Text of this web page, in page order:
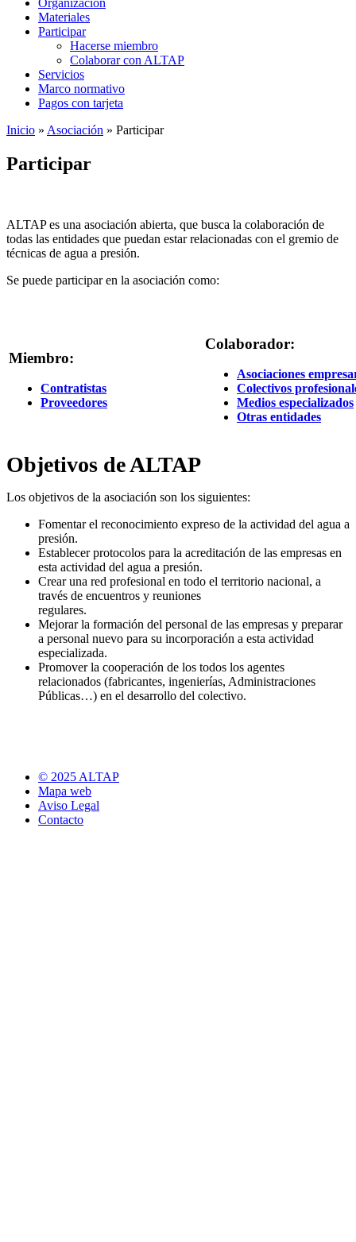
Organización
Materiales
Participar
Hacerse miembro
Colaborar con ALTAP
Servicios
Marco normativo
Pagos con tarjeta
Inicio » Asociación » Participar
Participar
ALTAP es una asociación abierta, que busca la colaboración de
todas las entidades que puedan estar relacionadas con el gremio de
técnicas de agua a presión.
Se puede participar en la asociación como:
Miembro:
Contratistas
Proveedores
Colaborador:
Asociaciones
Colectivos
Medios especializados
Otras entidades
Objetivos de ALTAP
Los objetivos de la asociación son los siguientes:
Fomentar el reconocimiento expreso de la actividad del agua a
presión.
Establecer protocolos para la acreditación de las empresas en
esta actividad del agua a presión.
Crear una red profesional en todo el territorio nacional, a
través de encuentros y reuniones
regulares.
Mejorar la formación del personal de las empresas y preparar
a personal nuevo para su incorporación a esta actividad
especializada.
Promover la cooperación de los todos los agentes
relacionados (fabricantes, ingenierías, Administraciones
Públicas…) en el desarrollo del colectivo.
© 2025 ALTAP
Mapa web
Aviso Legal
Contacto